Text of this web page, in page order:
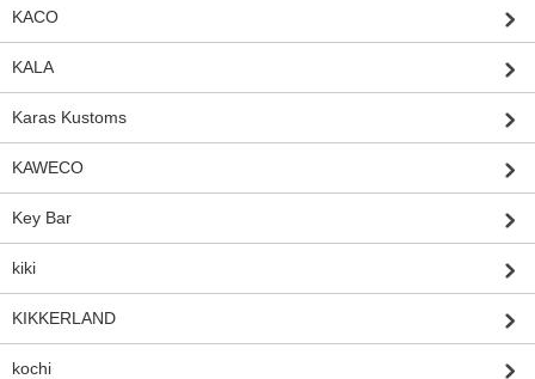
KACO
KALA
Karas Kustoms
KAWECO
Key Bar
kiki
KIKKERLAND
kochi